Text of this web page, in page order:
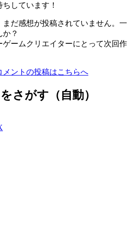
しています！
まだ感想が投稿されていません。一
？
ームクリエイターにとって次回作
ントの投稿はこちらへ
さがす（自動）